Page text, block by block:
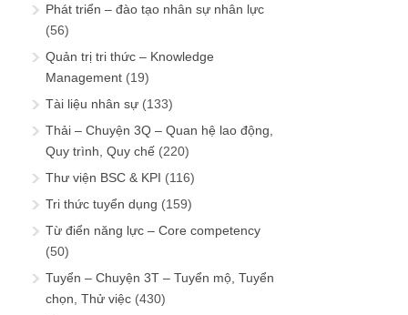
Phát triển – đào tạo nhân sự nhân lực
(56)
Quản trị tri thức – Knowledge
Management (19)
Tài liệu nhân sự (133)
Thải – Chuyện 3Q – Quan hệ lao động,
Quy trình, Quy chế (220)
Thư viện BSC & KPI (116)
Tri thức tuyển dụng (159)
Từ điển năng lực – Core competency
(50)
Tuyển – Chuyện 3T – Tuyển mộ, Tuyển
chọn, Thử việc (430)